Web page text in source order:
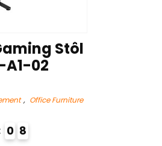
Stôl
A1-02
, Office Furniture
0 7
8